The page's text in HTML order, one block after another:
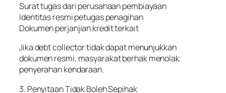
Surat tugas dari perusahaan pembiayaan
Identitas resmi petugas penagihan
Dokumen perjanjian kredit terkait
Jika debt collector tidak dapat menunjukkan
dokumen resmi, masyarakat berhak menolak
penyerahan kendaraan.
3. Penyitaan Tidak Boleh Sepihak